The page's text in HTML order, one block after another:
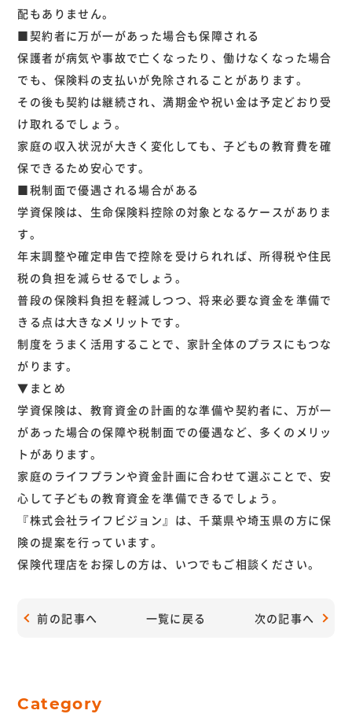
配もありません。
■契約者に万が一があった場合も保障される
保護者が病気や事故で亡くなったり、働けなくなった場合
でも、保険料の支払いが免除されることがあります。
その後も契約は継続され、満期金や祝い金は予定どおり受
け取れるでしょう。
家庭の収入状況が大きく変化しても、子どもの教育費を確
保できるため安心です。
■税制面で優遇される場合がある
学資保険は、生命保険料控除の対象となるケースがありま
す。
年末調整や確定申告で控除を受けられれば、所得税や住民
税の負担を減らせるでしょう。
普段の保険料負担を軽減しつつ、将来必要な資金を準備で
きる点は大きなメリットです。
制度をうまく活用することで、家計全体のプラスにもつな
がります。
▼まとめ
学資保険は、教育資金の計画的な準備や契約者に、万が一
があった場合の保障や税制面での優遇など、多くのメリッ
トがあります。
家庭のライフプランや資金計画に合わせて選ぶことで、安
心して子どもの教育資金を準備できるでしょう。
『株式会社ライフビジョン』は、千葉県や埼玉県の方に保
険の提案を行っています。
保険代理店をお探しの方は、いつでもご相談ください。
前の記事へ 一覧に戻る 次の記事へ
Category